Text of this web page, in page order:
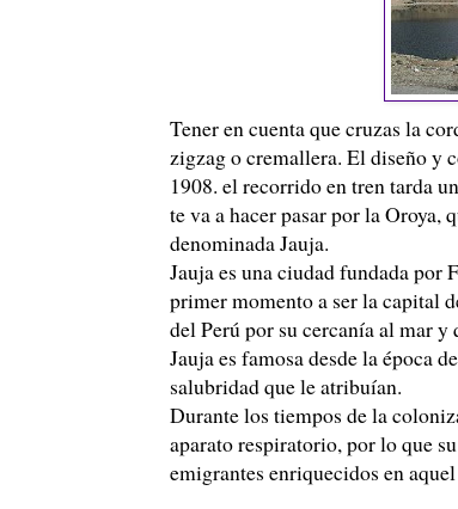
Tener en cuenta que cruzas la
zigzag o cremallera. El diseño y
1908. el recorrido en tren tarda
te va a hacer pasar por la
denominada Jauja.
Jauja es una ciudad fundada por
primer momento a ser la capital
del Perú por su cercanía al mar y
Jauja es famosa desde la época
salubridad que le atribuían.
Durante los tiempos de la
aparato respiratorio, por lo que
emigrantes enriquecidos en